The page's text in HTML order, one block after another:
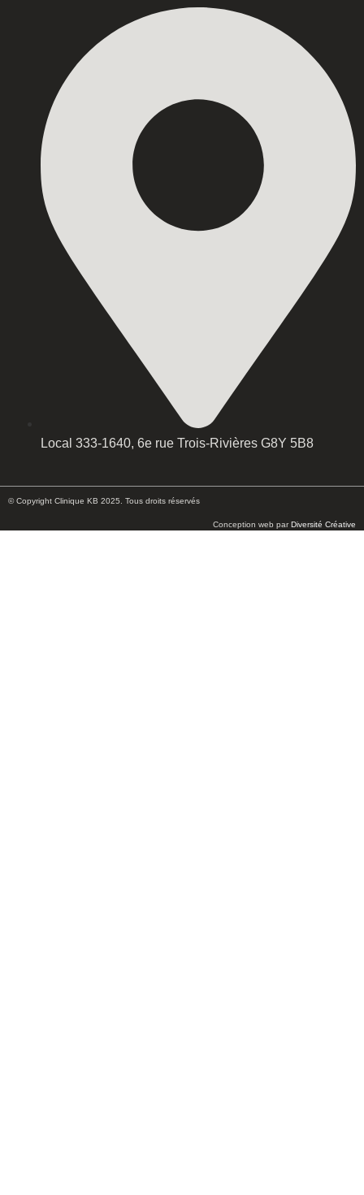
Local 333-1640, 6e rue Trois-Rivières G8Y 5B8
© Copyright Clinique KB 2025. Tous droits réservés
Conception web parDiversité Créative